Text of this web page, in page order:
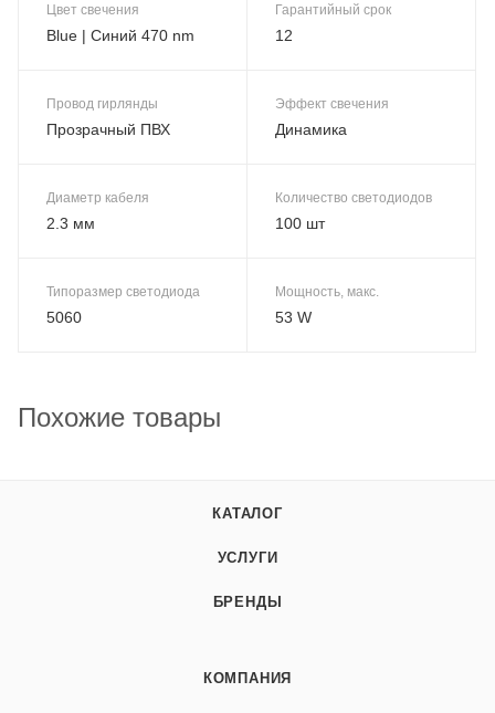
Цвет свечения
Blue | Синий 470 nm
Гарантийный срок
12
Провод гирлянды
Прозрачный ПВХ
Эффект свечения
Динамика
Диаметр кабеля
2.3 мм
Количество светодиодов
100 шт
Типоразмер светодиода
5060
Мощность, макс.
53 W
Похожие товары
КАТАЛОГ
УСЛУГИ
БРЕНДЫ
КОМПАНИЯ